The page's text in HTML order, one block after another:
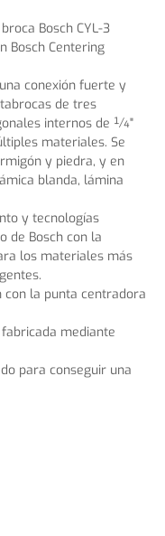
Bosch CYL-3
Bosch Centering
conexión fuerte y
de tres
internos de ¼"
materiales. Se
y piedra, y en
blanda, lámina
y tecnologías
de Bosch con la
los materiales más
con la punta centradora
mediante
para conseguir una